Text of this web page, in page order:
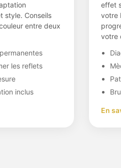
style. Conseils
entre deux
les reflets
inclus
effet
votre
votre
En